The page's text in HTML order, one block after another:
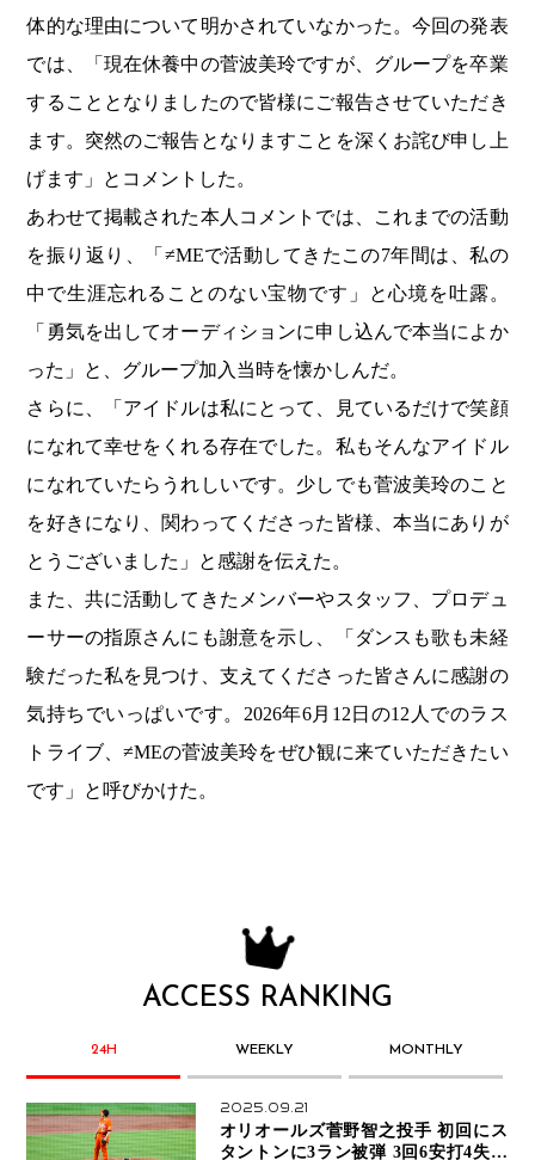
体的な理由について明かされていなかった。今回の発表
では、「現在休養中の菅波美玲ですが、グループを卒業
することとなりましたので皆様にご報告させていただき
ます。突然のご報告となりますことを深くお詫び申し上
げます」とコメントした。
あわせて掲載された本人コメントでは、これまでの活動
を振り返り、「≠MEで活動してきたこの7年間は、私の
中で生涯忘れることのない宝物です」と心境を吐露。
「勇気を出してオーディションに申し込んで本当によか
った」と、グループ加入当時を懐かしんだ。
さらに、「アイドルは私にとって、見ているだけで笑顔
になれて幸せをくれる存在でした。私もそんなアイドル
になれていたらうれしいです。少しでも菅波美玲のこと
を好きになり、関わってくださった皆様、本当にありが
とうございました」と感謝を伝えた。
また、共に活動してきたメンバーやスタッフ、プロデュ
ーサーの指原さんにも謝意を示し、「ダンスも歌も未経
験だった私を見つけ、支えてくださった皆さんに感謝の
気持ちでいっぱいです。2026年6月12日の12人でのラス
トライブ、≠MEの菅波美玲をぜひ観に来ていただきたい
です」と呼びかけた。
ACCESS RANKING
24H WEEKLY MONTHLY
2025.09.21
オリオールズ菅野智之投手 初回にス
タントンに3ラン被弾 3回6安打4失点